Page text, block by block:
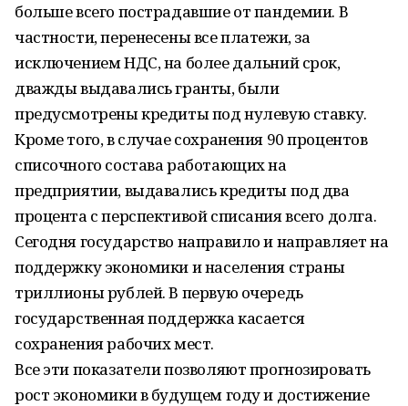
больше всего пострадавшие от пандемии. В
частности, перенесены все платежи, за
исключением НДС, на более дальний срок,
дважды выдавались гранты, были
предусмотрены кредиты под нулевую ставку.
Кроме того, в случае сохранения 90 процентов
списочного состава работающих на
предприятии, выдавались кредиты под два
процента с перспективой списания всего долга.
Сегодня государство направило и направляет на
поддержку экономики и населения страны
триллионы рублей. В первую очередь
государственная поддержка касается
сохранения рабочих мест.
Все эти показатели позволяют прогнозировать
рост экономики в будущем году и достижение